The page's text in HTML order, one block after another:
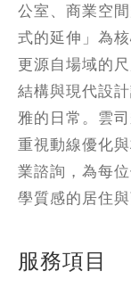
公室、商業空
式的延伸」為
更源自場域的
結構與現代設
雅的日常。雲
重視動線優化
業諮詢，為每
學質感的居住與
服務項目
確認送出